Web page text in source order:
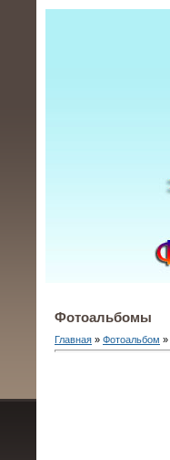
Фотоальбомы
Главная » Фотоальбом »